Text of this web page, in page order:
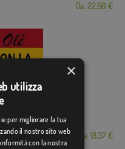
Da: 22,60 €
Da: 18,37 €
×
utilizza
per migliorare la tua
il nostro sito web
con la nostra